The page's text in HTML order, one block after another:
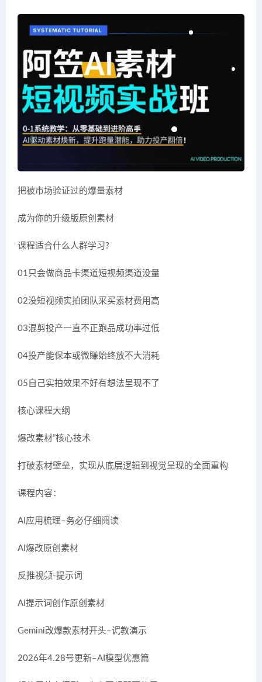
把被市场验证过的爆量素材
成为你的升级版原创素材
课程适合什么人群学习?
01只会做商品卡渠道短视频渠道没量
02没短视频实拍团队采买素材费用高
03混剪投产一直不正跑品成功率过低
04投产能保本或微賺始终放不大消耗
05自己实拍效果不好有想法呈现不了
核心课程大纲
爆改素材”核心技术
打破素材壁垒，实现从底层逻辑到视觉呈现的全面重构
课程内容：
AI应用梳理–务必仔细阅读
AI爆改原创素材
反推视频-提示词
AI提示词创作原创素材
Gemini改爆款素材开头–调教演示
2026年4.28号更新–AI模型优惠篇